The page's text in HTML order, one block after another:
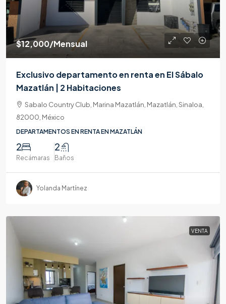
$12,000/Mensual
Exclusivo departamento en renta en El Sábalo
Mazatlán | 2 Habitaciones
Sabalo Country Club, Marina Mazatlán, Mazatlán, Sinaloa,
82000, México
DEPARTAMENTOS EN RENTA EN MAZATLÁN
2
Recámaras
2
Baños
Yolanda Martínez
VENTA